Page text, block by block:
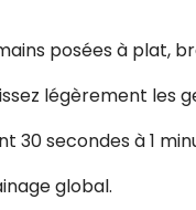
posées à plat,
légèrement les
30 secondes à 1
global.